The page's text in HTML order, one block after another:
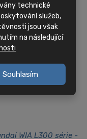
stroje,
poskytnou veškeré
technické
služeb,
jsou však
na následující
Souhlasím